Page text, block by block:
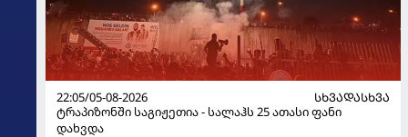
22:05/05-08-2026
ᲡᲮᲕᲐᲓᲐᲡᲮᲕᲐ
ტრაპიზონში საგიჟეთია - სალაჰს 25 ათასი ფანი
დახვდა